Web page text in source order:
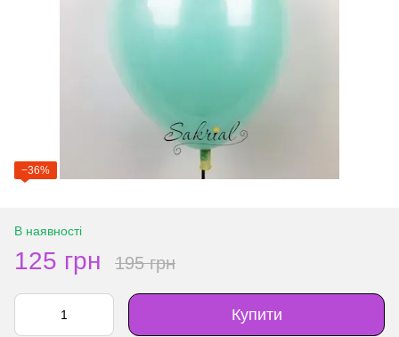
−36%
В наявності
125 грн 195 грн
Купити